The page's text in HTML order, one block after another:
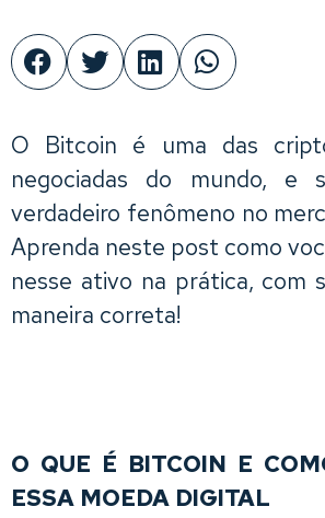
O Bitcoin é uma das
negociadas do mundo, e
verdadeiro fenômeno no
Aprenda neste post como
nesse ativo na prática, com
maneira correta!
O QUE É BITCOIN E
ESSA MOEDA DIGITAL